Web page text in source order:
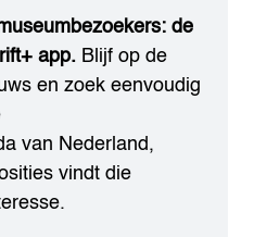
de
app. Blijf op de
en zoek eenvoudig
van Nederland,
vindt die